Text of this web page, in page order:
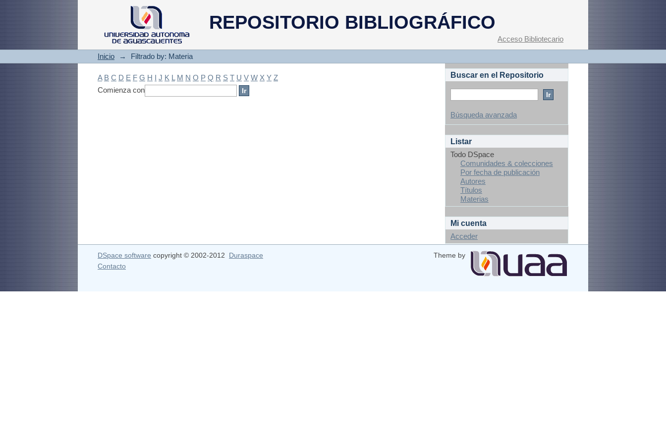
REPOSITORIO BIBLIOGRÁFICO
Filtrado by: Materia
Acceso Bibliotecario
Inicio → Filtrado by: Materia
A B C D E F G H I J K L M N O P Q R S T U V W X Y Z
Comienza con
Buscar en el Repositorio
Búsqueda avanzada
Listar
Todo DSpace
Comunidades & colecciones
Por fecha de publicación
Autores
Títulos
Materias
Mi cuenta
Acceder
DSpace software copyright © 2002-2012 Duraspace
Theme by
Contacto